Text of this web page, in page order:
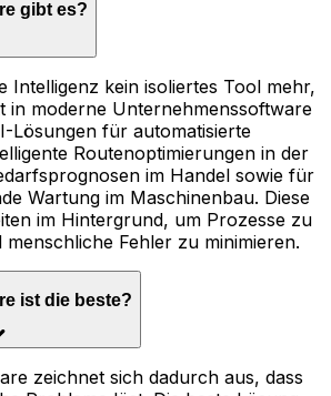
gibt es?
Intelligenz kein isoliertes Tool mehr,
in moderne Unternehmenssoftware
Lösungen für automatisierte
Routenoptimierungen in der
im Handel sowie für
Wartung im Maschinenbau. Diese
im Hintergrund, um Prozesse zu
Fehler zu minimieren.
ist die beste?
zeichnet sich dadurch aus, dass